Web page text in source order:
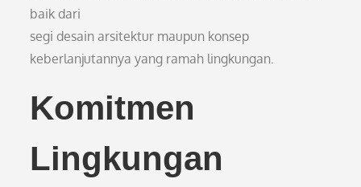
baik dari
segi desain arsitektur maupun konsep
keberlanjutannya yang ramah lingkungan.
Komitmen
Lingkungan